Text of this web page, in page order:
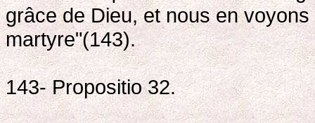
grâce de Dieu, et nous en
martyre"(143).
143- Propositio 32.